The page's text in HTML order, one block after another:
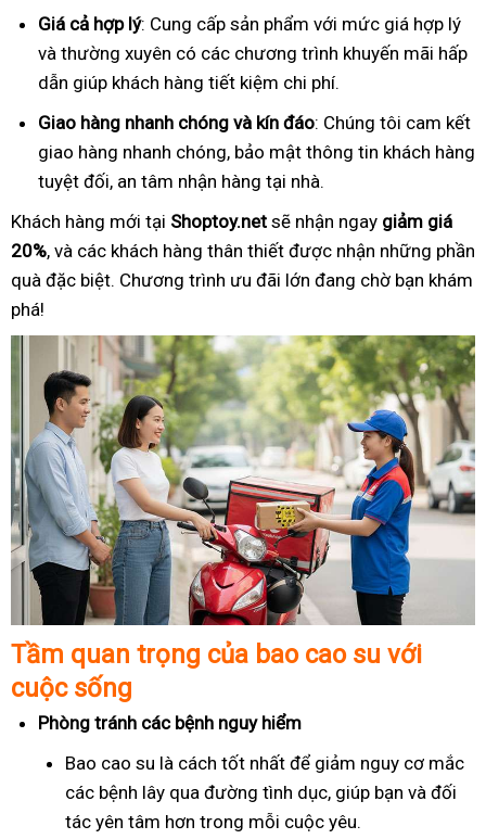
Giá cả hợp lý: Cung cấp sản phẩm với mức giá hợp lý
và thường xuyên có các chương trình khuyến mãi hấp
dẫn giúp khách hàng tiết kiệm chi phí.
Giao hàng nhanh chóng và kín đáo: Chúng tôi cam kết
giao hàng nhanh chóng, bảo mật thông tin khách hàng
tuyệt đối, an tâm nhận hàng tại nhà.
Khách hàng mới tại Shoptoy.net sẽ nhận ngay giảm giá
20%, và các khách hàng thân thiết được nhận những phần
quà đặc biệt. Chương trình ưu đãi lớn đang chờ bạn khám
phá!
Tầm quan trọng của bao cao su với
cuộc sống
Phòng tránh các bệnh nguy hiểm
Bao cao su là cách tốt nhất để giảm nguy cơ mắc
các bệnh lây qua đường tình dục, giúp bạn và đối
tác yên tâm hơn trong mỗi cuộc yêu.